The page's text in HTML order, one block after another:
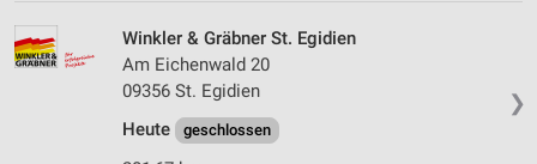
❯
Winkler & Gräbner St. Egidien
Am Eichenwald 20
09356 St. Egidien
Heute
geschlossen